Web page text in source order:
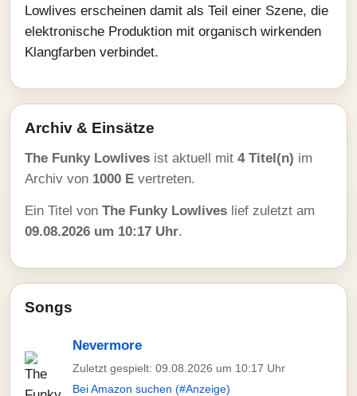
Lowlives erscheinen damit als Teil einer Szene, die
elektronische Produktion mit organisch wirkenden
Klangfarben verbindet.
Archiv & Einsätze
The Funky Lowlives ist aktuell mit 4 Titel(n) im
Archiv von 1000 E vertreten.
Ein Titel von The Funky Lowlives lief zuletzt am
09.08.2026 um 10:17 Uhr.
Songs
Nevermore
Zuletzt gespielt: 09.08.2026 um 10:17 Uhr
Bei Amazon suchen (#Anzeige)